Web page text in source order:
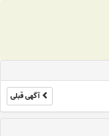
آگهی قبلی